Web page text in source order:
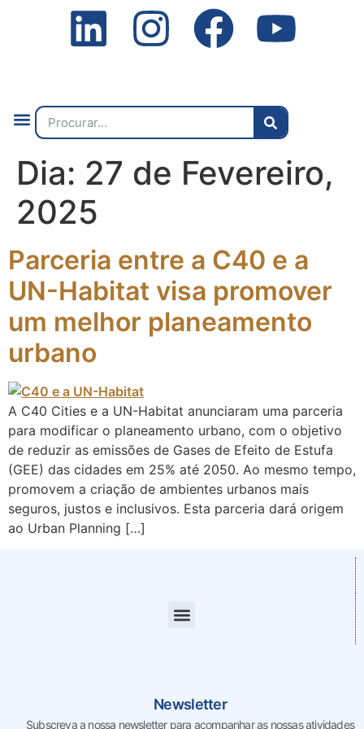
Dia: 27 de Fevereiro,
2025
Parceria entre a C40 e a
UN-Habitat visa promover
um melhor planeamento
urbano
A C40 Cities e a UN-Habitat anunciaram uma parceria
para modificar o planeamento urbano, com o objetivo
de reduzir as emissões de Gases de Efeito de Estufa
(GEE) das cidades em 25% até 2050. Ao mesmo tempo,
promovem a criação de ambientes urbanos mais
seguros, justos e inclusivos. Esta parceria dará origem
ao Urban Planning […]
Newsletter
Subscreva a nossa newsletter para acompanhar as nossasatividades